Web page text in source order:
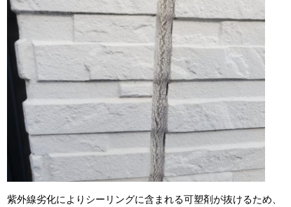
紫外線劣化によりシーリングに含まれる可塑剤が抜けるため、